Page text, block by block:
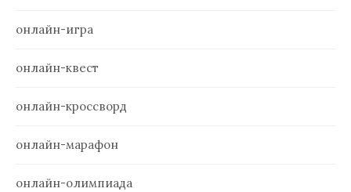
онлайн-игра
онлайн-квест
онлайн-кроссворд
онлайн-марафон
онлайн-олимпиада